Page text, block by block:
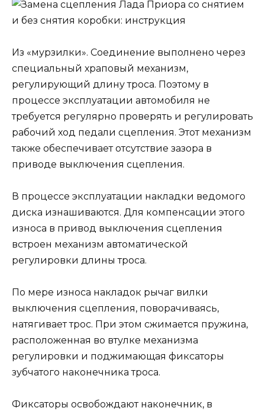
Из «мурзилки». Соединение выполнено через
специальный храповый механизм,
регулирующий длину троса. Поэтому в
процессе эксплуатации автомобиля не
требуется регулярно проверять и регулировать
рабочий ход педали сцепления. Этот механизм
также обеспечивает отсутствие зазора в
приводе выключения сцепления.
В процессе эксплуатации накладки ведомого
диска изнашиваются. Для компенсации этого
износа в привод выключения сцепления
встроен механизм автоматической
регулировки длины троса.
По мере износа накладок рычаг вилки
выключения сцепления, поворачиваясь,
натягивает трос. При этом сжимается пружина,
расположенная во втулке механизма
регулировки и поджимающая фиксаторы
зубчатого наконечника троса.
Фиксаторы освобождают наконечник, в